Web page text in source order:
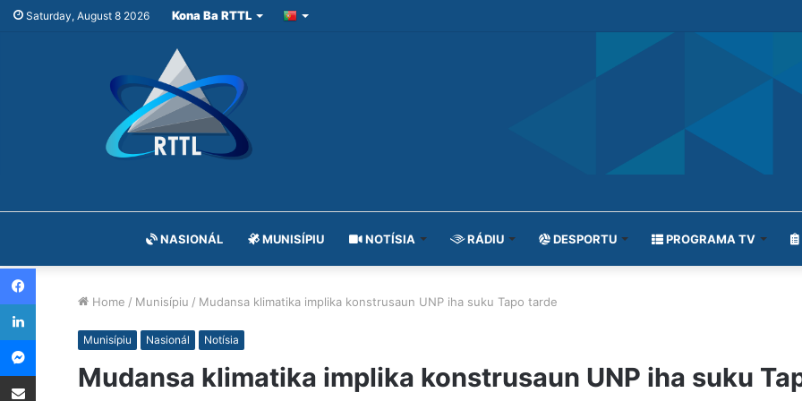
Saturday, August 8 2026 Kona Ba RTTL
NASIONÁL MUNISÍPIU NOTÍSIA RÁDIU DESPORTU PROGRAMA TV
Home / Munisípiu / Mudansa klimatika implika konstrusaun UNP iha suku Tapo tarde
Munisípiu Nasionál Notísia
Mudansa klimatika implika konstrusaun UNP iha suku
Facebook
LinkedIn
Messenger